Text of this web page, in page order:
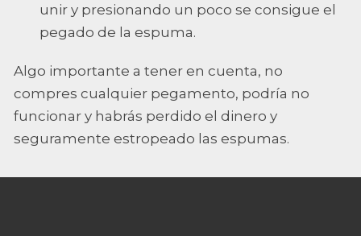
unir y presionando un poco se consigue el
pegado de la espuma.
Algo importante a tener en cuenta, no
compres cualquier pegamento, podría no
funcionar y habrás perdido el dinero y
seguramente estropeado las espumas.